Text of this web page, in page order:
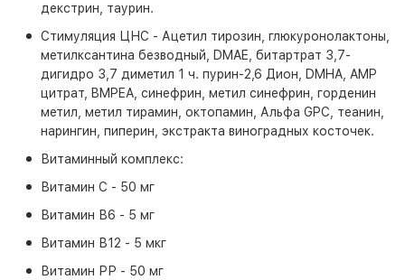
декстрин, таурин.
Стимуляция ЦНС - Ацетил тирозин, глюкуронолактоны,
метилксантина безводный, DMAE, битартрат 3,7-
дигидро 3,7 диметил 1 ч. пурин-2,6 Дион, DMHA, AMP
цитрат, BMPEA, синефрин, метил синефрин, горденин
метил, метил тирамин, октопамин, Альфа GPC, теанин,
нарингин, пиперин, экстракта виноградных косточек.
Витаминный комплекс:
Витамин С - 50 мг
Витамин В6 - 5 мг
Витамин В12 - 5 мкг
Витамин РР - 50 мг